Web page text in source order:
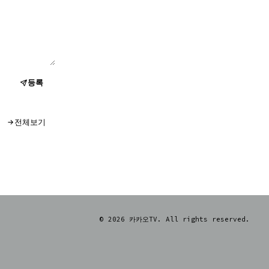
등록
전체보기
© 2026 카카오TV. All rights reserved.